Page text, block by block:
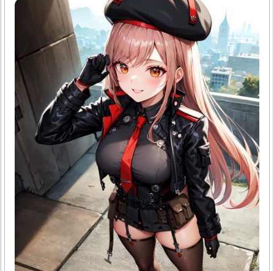
글에서는 식재료, 예산, 메뉴 선택 등 다양한 요소를 중심으로
꿈 해몽을 구체적으로 안내해 드릴게요.1. 가족과 함께 장을
보는 꿈의 기본 의미가족과 함께 장을 보는 꿈은 가정의 화목
과 생활의 안정을 상징해요. 함께 장을 보며 식재료를 고르는
과정은 서로의 필요와 욕구를 채우려는 노력을 반영하죠. 때
문에 이런 꿈은 현실에서의 관계 개선이나 가족 간 이해 증진
과 연결되기도 해요. 장보기 자체가 일상생활의 기본적이고
중요한..